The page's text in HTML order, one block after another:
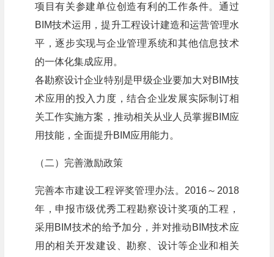
项目有关参建单位创造有利的工作条件。通过
BIM技术运用，提升工程设计建造和运营管理水
平，逐步实现与企业管理系统和其他信息技术
的一体化集成应用。
各勘察设计企业特别是甲级企业要加大对BIM技
术应用的投入力度，结合企业发展实际制订相
关工作实施方案，推动相关从业人员掌握BIM应
用技能，全面提升BIM应用能力。
（二）完善激励政策
完善本市建设工程评奖管理办法。2016～2018
年，申报市级优秀工程勘察设计奖项的工程，
采用BIM技术的给予加分，并对推动BIM技术应
用的相关开发建设、勘察、设计等企业和相关